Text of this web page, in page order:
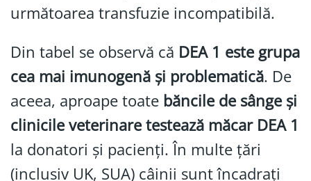
următoarea transfuzie incompatibilă.
Din tabel se observă că DEA 1 este grupa
cea mai imunogenă și problematică. De
aceea, aproape toate băncile de sânge și
clinicile veterinare testează măcar DEA 1
la donatori și pacienți. În multe țări
(inclusiv UK, SUA) câinii sunt încadrați